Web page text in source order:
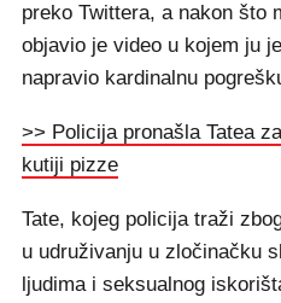
preko Twittera, a nakon što
objavio je video u kojem ju
napravio kardinalnu
>> Policija pronašla Tatea
kutiji pizze
Tate, kojeg policija traži
u udruživanju u zločinačku
ljudima i seksualnog